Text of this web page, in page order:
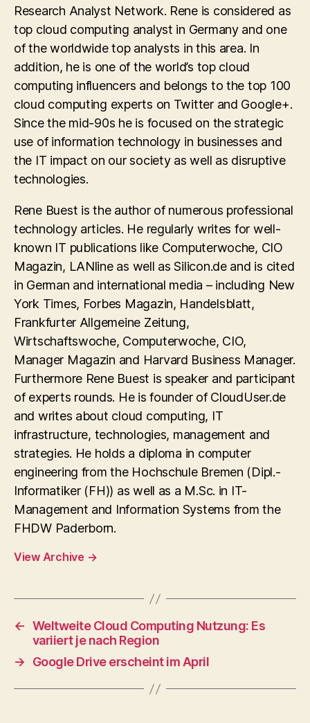
Research Analyst Network. Rene is considered as
top cloud computing analyst in Germany and one
of the worldwide top analysts in this area. In
addition, he is one of the world’s top cloud
computing influencers and belongs to the top 100
cloud computing experts on Twitter and Google+.
Since the mid-90s he is focused on the strategic
use of information technology in businesses and
the IT impact on our society as well as disruptive
technologies.
Rene Buest is the author of numerous professional
technology articles. He regularly writes for well-
known IT publications like Computerwoche, CIO
Magazin, LANline as well as Silicon.de and is cited
in German and international media – including New
York Times, Forbes Magazin, Handelsblatt,
Frankfurter Allgemeine Zeitung,
Wirtschaftswoche, Computerwoche, CIO,
Manager Magazin and Harvard Business Manager.
Furthermore Rene Buest is speaker and participant
of experts rounds. He is founder of CloudUser.de
and writes about cloud computing, IT
infrastructure, technologies, management and
strategies. He holds a diploma in computer
engineering from the Hochschule Bremen (Dipl.-
Informatiker (FH)) as well as a M.Sc. in IT-
Management and Information Systems from the
FHDW Paderborn.
View Archive →
← Weltweite Cloud Computing Nutzung: Es
variiert je nach Region
→
Google Drive erscheint im April